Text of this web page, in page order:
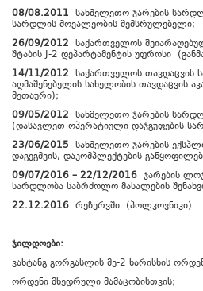
08/08.2011 სახმელეთო ჯარების
სარდლის მოვალეობის შემსრულებელი;
26/09/2012 საქართველოს
შტაბის J-2 დეპარტამენტის უფროსი
14/11/2012 საქართველოს თავდაცვის
აღმაშენებელის სახელობის თავდაცვის
მეთაური);
09/05/2012 სახმელეთო ჯარების
(დასავლეთ ოპერატიული დაჯგუფების
23/06/2015 სახმელეთო ჯარების
დაგეგმვის, დაკომპლექტების
09/07/2016 – 22/12/2016 ჯარების
სარდლობა საბრძოლო მასალების
22.12.2016 რეზერვში. (პოლკოვნიკი)
ჯილდოები:
ვახტანგ გორგასლის მე-2 ხარისხის
ორდენი მხედრული მამაცობისთვის;